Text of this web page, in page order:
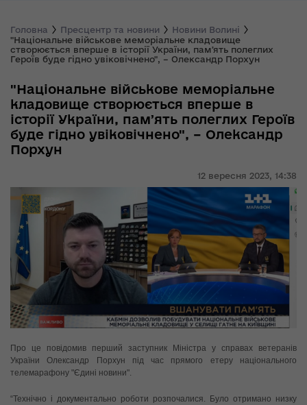
Головна Пресцентр та новини
Новини Волині
"Національне військове меморіальне кладовище
створюється вперше в історії України, памʼять полеглих
Героїв буде гідно увіковічнено", – Олександр Порхун
12 вересня 2023, 14:38
"Національне військове меморіальне
кладовище створюється вперше в
історії України, памʼять полеглих Героїв
буде гідно увіковічнено", – Олександр
Порхун
Про це повідомив перший заступник Міністра у справах ветеранів
України Олександр Порхун під час прямого етеру національного
телемарафону "Єдині новини".
“Технічно і документально роботи розпочалися. Було отримано низку